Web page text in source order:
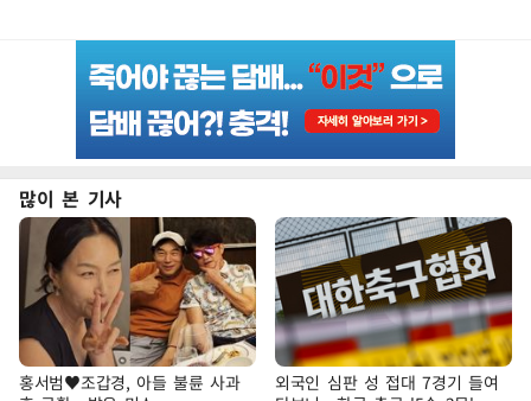
많이 본 기사
홍서범♥조갑경, 아들 불륜 사과
외국인 심판 성 접대 7경기 들여